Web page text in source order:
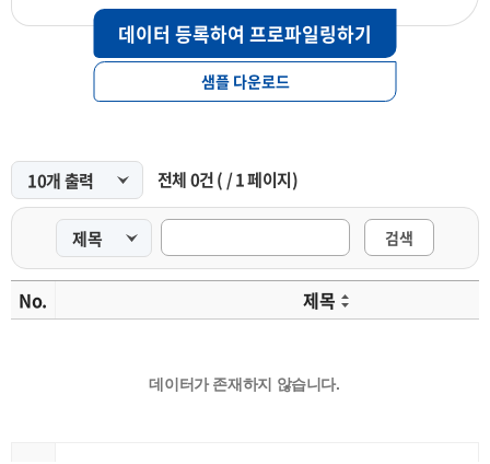
샘플 다운로드
데이터 등록하여 프로파일링하기
전체0건( /1페이지)
검색
No. 제목
데이터가 존재하지 않습니다.